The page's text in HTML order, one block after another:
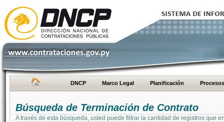
DNCP Marco Legal Planificación Procesos
Búsqueda de Terminación de Contrato
A través de esta búsqueda, usted puede filtrar la cantidad de registros que